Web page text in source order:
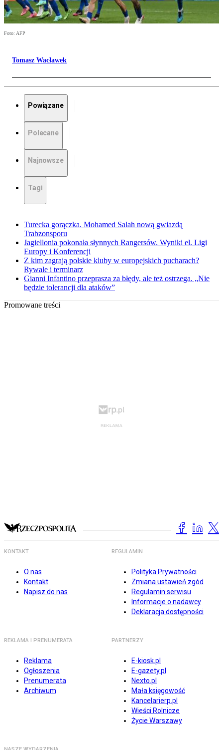
Foto: AFP
Tomasz Wacławek
Powiązane
Polecane
Najnowsze
Tagi
Turecka gorączka. Mohamed Salah nową gwiazdą
Trabzonsporu
Jagiellonia pokonała słynnych Rangersów. Wyniki el. Ligi
Europy i Konferencji
Z kim zagrają polskie kluby w europejskich pucharach?
Rywale i terminarz
Gianni Infantino przeprasza za błędy, ale też ostrzega. „Nie
będzie tolerancji dla ataków”
Promowane treści
KONTAKT
O nas
Kontakt
Napisz do nas
REGULAMIN
Polityka Prywatności
Zmiana ustawień zgód
Regulamin serwisu
Informacje o nadawcy
Deklaracja dostępności
REKLAMA I PRENUMERATA
Reklama
Ogłoszenia
Prenumerata
Archiwum
PARTNERZY
E-kiosk.pl
E-gazety.pl
Nexto.pl
Mała księgowość
Kancelarierp.pl
Wieści Rolnicze
Życie Warszawy